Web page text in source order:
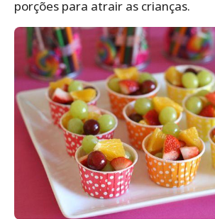
porções para atrair as crianças.